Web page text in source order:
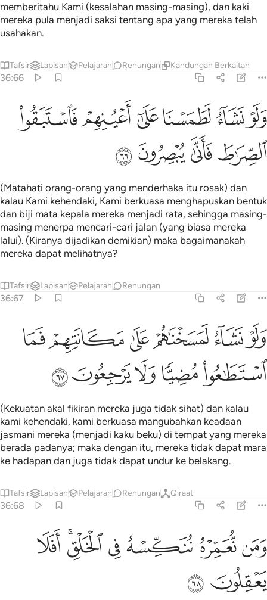
memberitahu Kami (kesalahan masing-masing), dan kaki
mereka pula menjadi saksi tentang apa yang mereka telah
usahakan.
Tafsir Lapisan Pelajaran Renungan Kandungan Berkaitan
36:66
ولو نشاء لطمسنا على اعينهم فاستبقوا الصراط فانى يبصرون ٦٦
وَلَوْ نَشَآءُ لَطَمَسْنَا عَلَىٰٓ أَعْيُنِهِمْ فَٱسْتَبَقُوا۟ ٱلصِّرَٰطَ فَأَنَّىٰ يُبْصِرُونَ ٦٦
ﲜﲝﲞﲟﲠﲡ
ﲢﲣﲤﲥ
(Matahati orang-orang yang menderhaka itu rosak) dan
kalau Kami kehendaki, Kami berkuasa menghapuskan bentuk
dan biji mata kepala mereka menjadi rata, sehingga masing-
masing menerpa mencari-cari jalan (yang biasa mereka
lalui). (Kiranya dijadikan demikian) maka bagaimanakah
mereka dapat melihatnya?
Tafsir Lapisan Pelajaran Renungan
36:67
ولو نشاء لمسخناهم على مكانتهم فما استطاعوا مضيا ولا يرجعون ٦٧
وَلَوْ نَشَآءُ لَمَسَخْنَـٰهُمْ عَلَىٰ مَكَانَتِهِمْ فَمَا ٱسْتَطَـٰعُوا۟ مُضِيًّۭا وَلَا
ﲦﲧﲨﲩﲪﲫ
ﲬﲭﲮﲯﲰ
(Kekuatan akal fikiran mereka juga tidak sihat) dan kalau
kami kehendaki, kami berkuasa mangubahkan keadaan
jasmani mereka (menjadi kaku beku) di tempat yang mereka
berada padanya; maka dengan itu, mereka tidak dapat mara
ke hadapan dan juga tidak dapat undur ke belakang.
Tafsir Lapisan Pelajaran Renungan Qiraat
36:68
ومن نعمره ننكسه في الخلق افلا يعقلون ٦٨
وَمَن نُّعَمِّرْهُ نُنَكِّسْهُ فِى ٱلْخَلْقِ ۖ أَفَلَا يَعْقِلُونَ ٦٨
ﲱﲲ ﲳﲴﲵﲶ ﲷ
ﲸ ﲹ